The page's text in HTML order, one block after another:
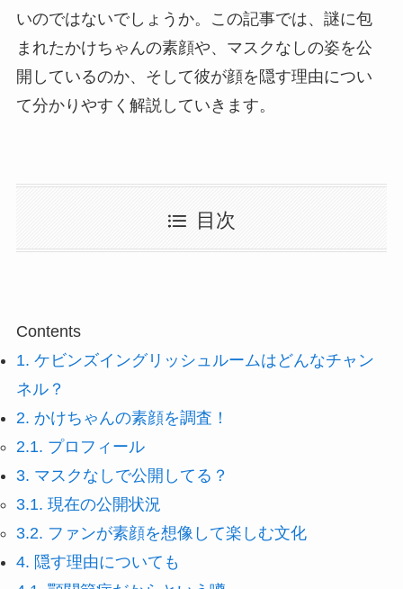
いのではないでしょうか。この記事では、謎に包
まれたかけちゃんの素顔や、マスクなしの姿を公
開しているのか、そして彼が顔を隠す理由につい
て分かりやすく解説していきます。
目次
Contents
1. ケビンズイングリッシュルームはどんなチャン
ネル？
2. かけちゃんの素顔を調査！
2.1. プロフィール
3. マスクなしで公開してる？
3.1. 現在の公開状況
3.2. ファンが素顔を想像して楽しむ文化
4. 隠す理由についても